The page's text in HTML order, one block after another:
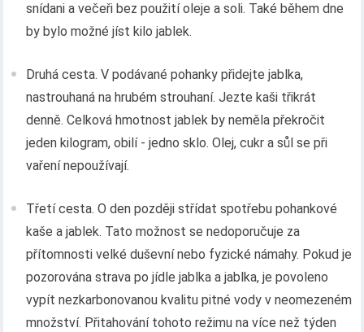
snídani a večeři bez použití oleje a soli. Také během dne
by bylo možné jíst kilo jablek.
Druhá cesta. V podávané pohanky přidejte jablka,
nastrouhaná na hrubém strouhaní. Jezte kaši třikrát
denně. Celková hmotnost jablek by neměla překročit
jeden kilogram, obilí - jedno sklo. Olej, cukr a sůl se při
vaření nepoužívají.
Třetí cesta. O den později střídat spotřebu pohankové
kaše a jablek. Tato možnost se nedoporučuje za
přítomnosti velké duševní nebo fyzické námahy. Pokud je
pozorována strava po jídle jablka a jablka, je povoleno
vypít nezkarbonovanou kvalitu pitné vody v neomezeném
množství. Přitahování tohoto režimu na více než týden